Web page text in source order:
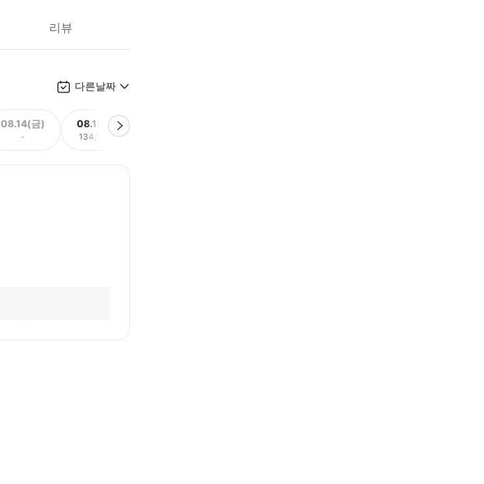
리뷰
다른날짜
08.14(금)
-
08.15(토)
134,140원